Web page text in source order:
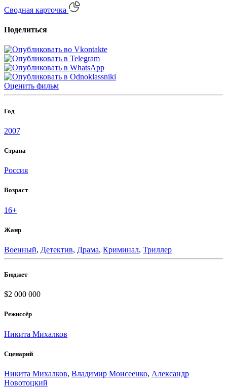
Сводная карточка
Поделиться
Оценить фильм
Год
2007
Страна
Россия
Возраст
16+
Жанр
Военный, Детектив, Драма, Криминал, Триллер
Бюджет
$2 000 000
Режиссёр
Никита Михалков
Сценарий
Никита Михалков, Владимир Моисеенко, Александр
Новотоцкий